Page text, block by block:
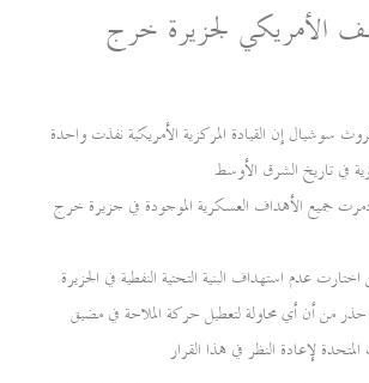
الأمريكي لجزيرة خرج
سوشيال إن القيادة المركزية الأمريكية نفذت واحدة
في تاريخ الشرق الأوسط
جميع الأهداف العسكرية الموجودة في جزيرة خرج
عدم استهداف البنية التحتية النفطية في الجزيرة
من أن أي محاولة لتعطيل حركة الملاحة في مضيق
لإعادة النظر في هذا القرار